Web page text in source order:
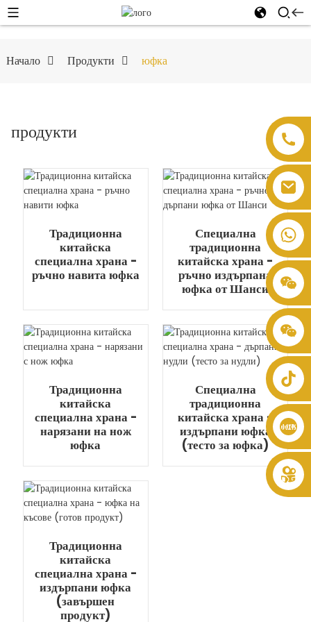
+86 8619946512999
Начало Продукти юфка
продукти
Традиционна
китайска
специална храна -
ръчно навита юфка
Специална
традиционна
китайска храна -
ръчно издърпана
юфка от Шанси
Традиционна
китайска
специална храна -
нарязани на нож
юфка
Специална
традиционна
китайска храна -
издърпани юфка
(тесто за юфка)
Традиционна
китайска
специална храна -
издърпани юфка
(завършен
продукт)